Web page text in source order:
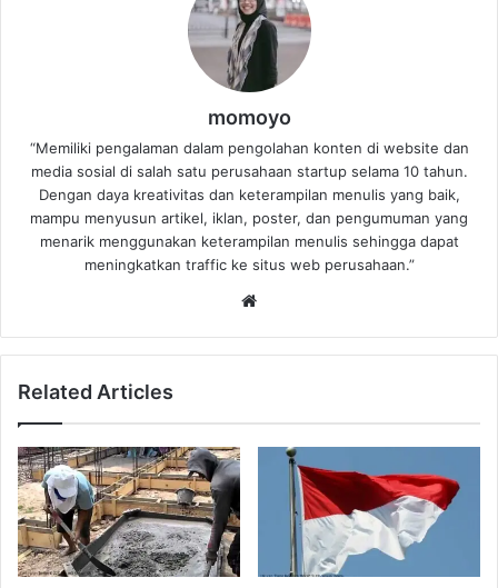
momoyo
“Memiliki pengalaman dalam pengolahan konten di website dan
media sosial di salah satu perusahaan startup selama 10 tahun.
Dengan daya kreativitas dan keterampilan menulis yang baik,
mampu menyusun artikel, iklan, poster, dan pengumuman yang
menarik menggunakan keterampilan menulis sehingga dapat
meningkatkan traffic ke situs web perusahaan.”
Related Articles